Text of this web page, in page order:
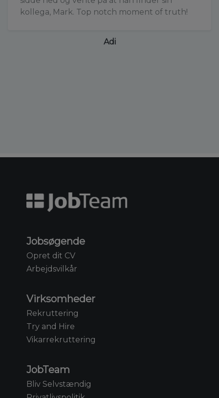
kollega, Mark. Top notch moment of truth!
Adi
Jobsøgende
Opret dit CV
Arbejdsvilkår
Virksomheder
Rekruttering
Try and Hire
Vikarrekruttering
JobTeam
Bliv Selvstændig